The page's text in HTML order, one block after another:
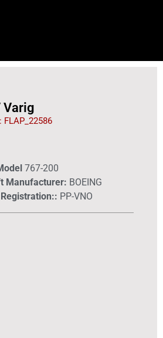
Varig
767-200
Manufacturer: BOEING
PP-VNO